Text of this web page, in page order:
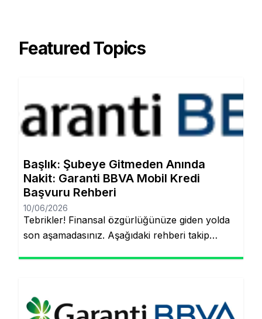
Featured Topics
Başlık: Şubeye Gitmeden Anında
Nakit: Garanti BBVA Mobil Kredi
Başvuru Rehberi
10/06/2026
Tebrikler! Finansal özgürlüğünüze giden yolda
son aşamadasınız. Aşağıdaki rehberi takip
artık çok daha kolay! Şubeye gitmenize veya
tomarla evrak imzalamanıza gerek kalmadan,